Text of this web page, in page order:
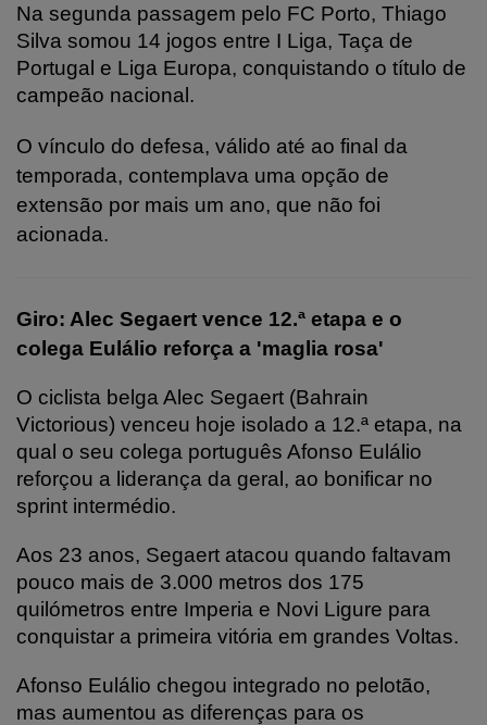
Na segunda passagem pelo FC Porto, Thiago
Silva somou 14 jogos entre I Liga, Taça de
Portugal e Liga Europa, conquistando o título de
campeão nacional.
O vínculo do defesa, válido até ao final da
temporada, contemplava uma opção de
extensão por mais um ano, que não foi
acionada.
Giro: Alec Segaert vence 12.ª etapa e o
colega Eulálio reforça a 'maglia rosa'
O ciclista belga Alec Segaert (Bahrain
Victorious) venceu hoje isolado a 12.ª etapa, na
qual o seu colega português Afonso Eulálio
reforçou a liderança da geral, ao bonificar no
sprint intermédio.
Aos 23 anos, Segaert atacou quando faltavam
pouco mais de 3.000 metros dos 175
quilómetros entre Imperia e Novi Ligure para
conquistar a primeira vitória em grandes Voltas.
Afonso Eulálio chegou integrado no pelotão,
mas aumentou as diferenças para os